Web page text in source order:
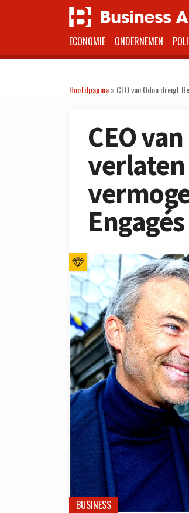
ECONOMIE ONDERNEMEN
Hoofdpagina» CEO van Odoo dreigt
CEO
Engagés
BUSINESS